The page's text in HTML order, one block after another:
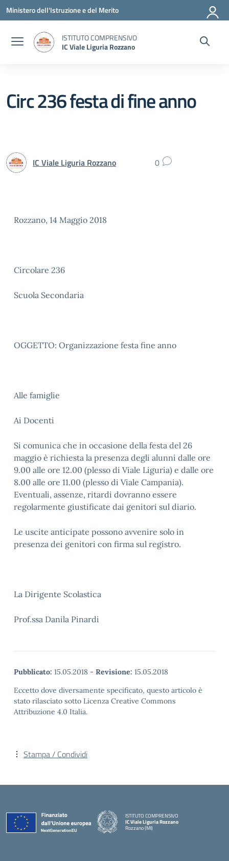
Vai ai contenuti
Vai al menu di navigazione
Vai al footer
Ministero dell'Istruzione e del Merito
ISTITUTO COMPRENSIVO
IC Viale Liguria Rozzano
Circ 236 festa di fine anno
IC Viale Liguria Rozzano 0
Rozzano, 14 Maggio 2018
Circolare 236
Scuola Secondaria
OGGETTO: Organizzazione festa fine anno
Alle famiglie
Ai Docenti
Si comunica che in occasione della festa del 26
maggio è richiesta la presenza degli alunni dalle ore
9.00 alle ore 12.00 (plesso di Viale Liguria) e dalle ore
8.00 alle ore 11.00 (plesso di Viale Campania).
Eventuali, assenze, ritardi dovranno essere
regolarmente giustificate dai genitori sul diario.
Le uscite anticipate possono avvenire solo in
presenza dei genitori con firma sul registro.
La Dirigente Scolastica
Prof.ssa Danila Pinardi
Pubblicato: 15.05.2018 - Revisione: 15.05.2018
Eccetto dove diversamente specificato, questo articolo è
stato rilasciato sotto Licenza Creative Commons
Attribuzione 4.0 Italia.
Stampa / Condividi
ISTITUTO COMPRENSIVO
IC Viale Liguria Rozzano
Rozzano (MI)